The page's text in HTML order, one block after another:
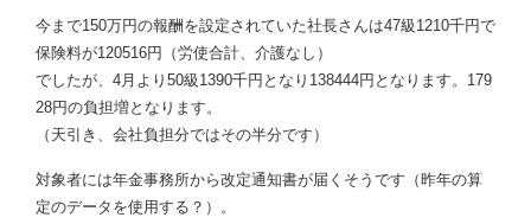
今まで150万円の報酬を設定されていた社長さんは47級1210千円で
保険料が120516円（労使合計、介護なし）
でしたが、4月より50級1390千円となり138444円となります。179
28円の負担増となります。
（天引き、会社負担分ではその半分です）
対象者には年金事務所から改定通知書が届くそうです（昨年の算
定のデータを使用する？）。